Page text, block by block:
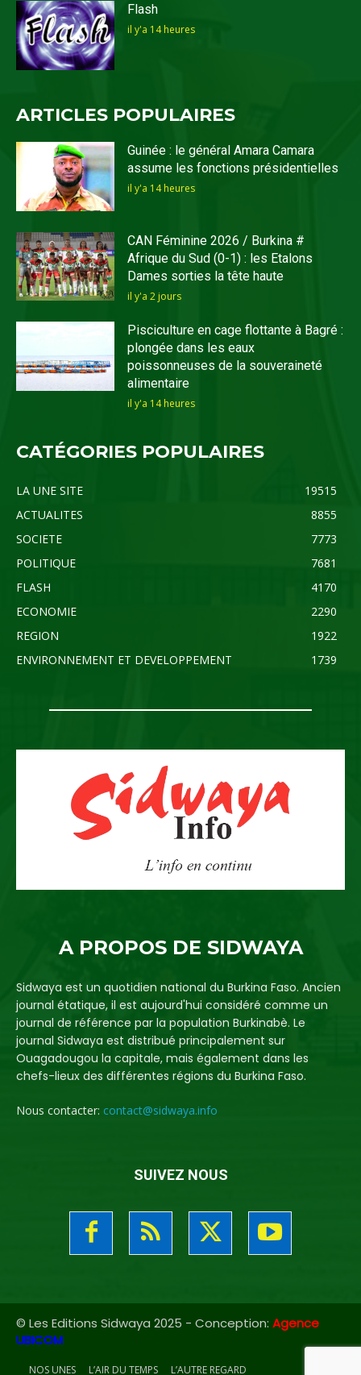
Flash
il y'a 14 heures
ARTICLES POPULAIRES
Guinée : le général Amara Camara
assume les fonctions présidentielles
il y'a 14 heures
CAN Féminine 2026 / Burkina #
Afrique du Sud (0-1) : les Etalons
Dames sorties la tête haute
il y'a 2 jours
Pisciculture en cage flottante à Bagré :
plongée dans les eaux
poissonneuses de la souveraineté
alimentaire
il y'a 14 heures
CATÉGORIES POPULAIRES
LA UNE SITE
19515
ACTUALITES
8855
SOCIETE
7773
POLITIQUE
7681
FLASH
4170
ECONOMIE
2290
REGION
1922
ENVIRONNEMENT ET DEVELOPPEMENT
1739
A PROPOS DE SIDWAYA
Sidwaya est un quotidien national du Burkina Faso. Ancien
journal étatique, il est aujourd'hui considéré comme un
journal de référence par la population Burkinabè. Le
journal Sidwaya est distribué principalement sur
Ouagadougou la capitale, mais également dans les
chefs-lieux des différentes régions du Burkina Faso.
Nous contacter: contact@sidwaya.info
SUIVEZ NOUS
© Les Editions Sidwaya 2025 - Conception: Agence
UBICOM
NOS UNES L’AIR DU TEMPS L’AUTRE REGARD